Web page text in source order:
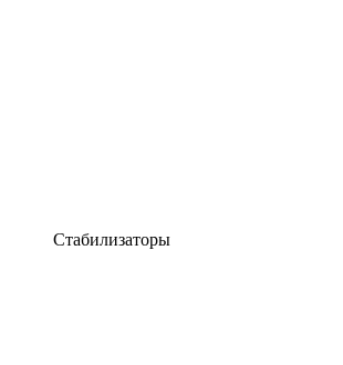
Стабилизаторы